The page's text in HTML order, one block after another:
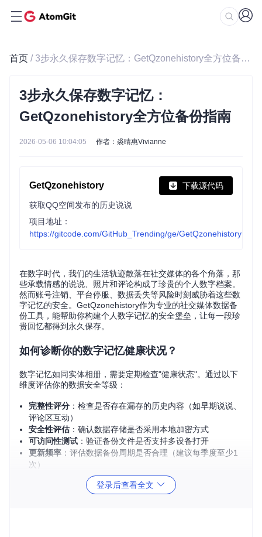
首页 / 3步永久保存数字记忆：GetQzonehistory全方位备份指南
3步永久保存数字记忆：
GetQzonehistory全方位备份指南
2026-05-06 10:04:05 作者：裘晴惠Vivianne
GetQzonehistory 下载源代码
获取QQ空间发布的历史说说
项目地址：
https://gitcode.com/GitHub_Trending/ge/GetQzonehistory
在数字时代，我们的生活轨迹散落在社交媒体的各个角落，那
些承载情感的说说、照片和评论构成了珍贵的个人数字档案。
然而账号注销、平台停服、数据丢失等风险时刻威胁着这些数
字记忆的安全。GetQzonehistory作为专业的社交媒体数据备
份工具，能帮助你构建个人数字记忆的安全堡垒，让每一段珍
贵回忆都得到永久保存。
如何诊断你的数字记忆健康状况？
数字记忆如同实体相册，需要定期检查"健康状态"。通过以下
维度评估你的数据安全等级：
完整性评分 ：检查是否存在漏存的历史内容（如早期说说、
评论区互动）
安全性评估 ：确认数据存储是否采用本地加密方式
可访问性测试 ：验证备份文件是否支持多设备打开
更新频率 ：评估数据备份周期是否合理（建议每季度至少1
次）
记忆健康度自测
：打开你的QQ空间设置，查看"数据管
理"中的存储占用，若超过5GB且从未备份，建议立即行
登录后查看全文